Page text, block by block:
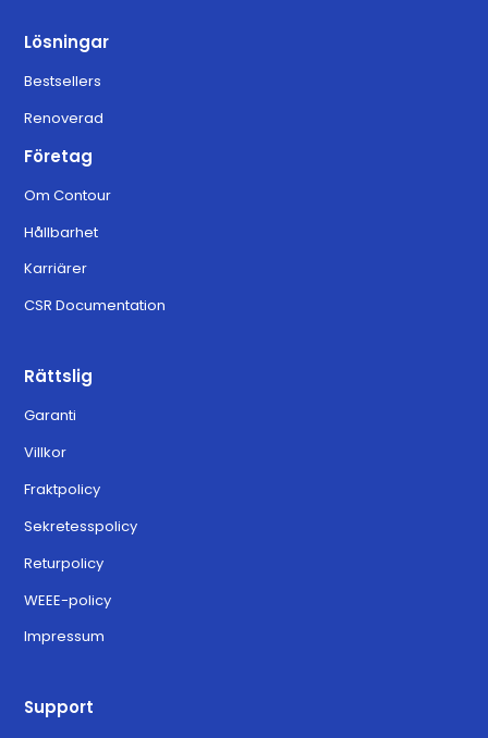
Lösningar
Bestsellers
Renoverad
Företag
Om Contour
Hållbarhet
Karriärer
CSR Documentation
Rättslig
Garanti
Villkor
Fraktpolicy
Sekretesspolicy
Returpolicy
WEEE-policy
Impressum
Support